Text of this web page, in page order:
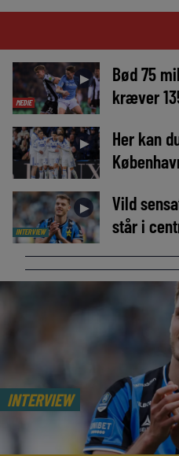
MEDIE
►
Bød 75
kræver
►
Her kan
INTERVIEW
►
Vild
står i
INTERVIEW